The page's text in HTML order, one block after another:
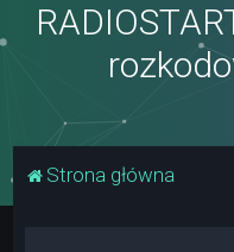
Strona główna